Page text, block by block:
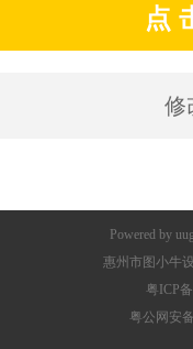
点
修
Powered by
惠州市图小牛
粤ICP
粤公网安